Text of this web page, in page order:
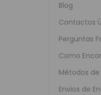
Blog
Contactos
Perguntas
Como
Métodos
Envios de